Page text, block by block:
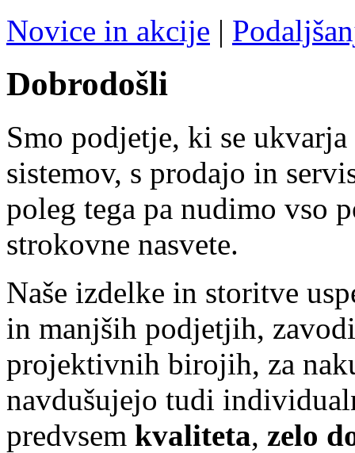
Novice in akcije |
Dobrodošli
Smo podjetje, ki se
sistemov, s prodajo in
poleg tega pa nudimo vso
strokovne nasvete.
Naše izdelke in storitve
in manjših podjetjih,
projektivnih birojih, za
navdušujejo tudi
predvsem kvaliteta, zelo